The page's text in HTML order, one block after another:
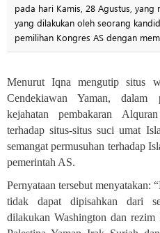
pada hari Kamis, 28 Agustus, yang
yang dilakukan oleh seorang
pemilihan Kongres AS dengan
Menurut Iqna mengutip situs
Cendekiawan Yaman, dalam
kejahatan pembakaran
terhadap situs-situs suci umat
semangat permusuhan terhadap
pemerintah AS.
Pernyataan tersebut menyatakan:
tidak dapat dipisahkan dari
dilakukan Washington dan